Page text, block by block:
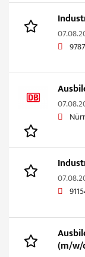
(m/w/